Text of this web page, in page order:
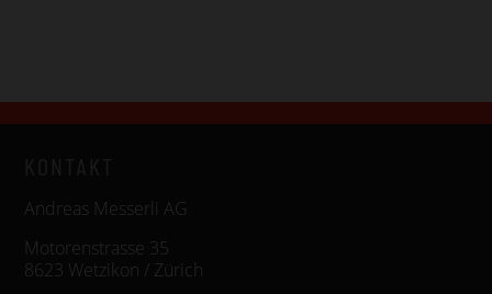
Andreas Messerli AG
Motorenstrasse 35
8623 Wetzikon / Zürich